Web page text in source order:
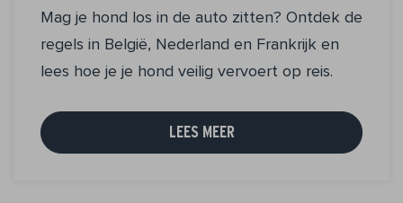
Mag je hond los in de auto zitten? Ontdek de
regels in België, Nederland en Frankrijk en
lees hoe je je hond veilig vervoert op reis.
LEES MEER